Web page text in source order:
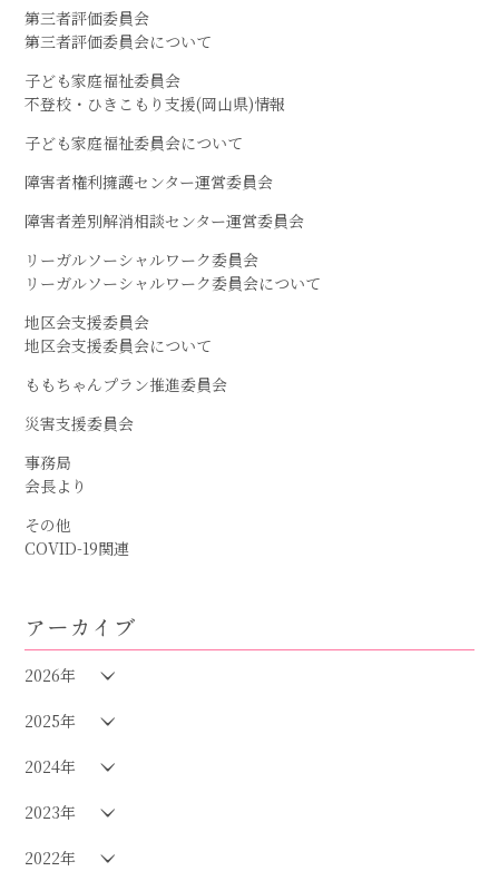
第三者評価委員会
第三者評価委員会について
子ども家庭福祉委員会
不登校・ひきこもり支援(岡山県)情報
子ども家庭福祉委員会について
障害者権利擁護センター運営委員会
障害者差別解消相談センター運営委員会
リーガルソーシャルワーク委員会
リーガルソーシャルワーク委員会について
地区会支援委員会
地区会支援委員会について
ももちゃんプラン推進委員会
災害支援委員会
事務局
会長より
その他
COVID-19関連
アーカイブ
2026年
2025年
2024年
2023年
2022年